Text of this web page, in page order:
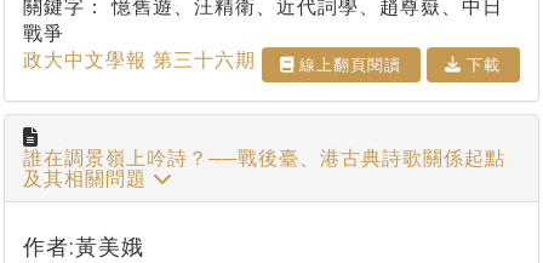
關鍵字：憶舊遊、汪精衛、近代詞學、趙尊嶽、中日
戰爭
政大中文學報 第三十六期
線上翻⾴閱讀 下載
誰在調景嶺上吟詩？──戰後臺、港古典詩歌關係起點
及其相關問題
作者:黃美娥